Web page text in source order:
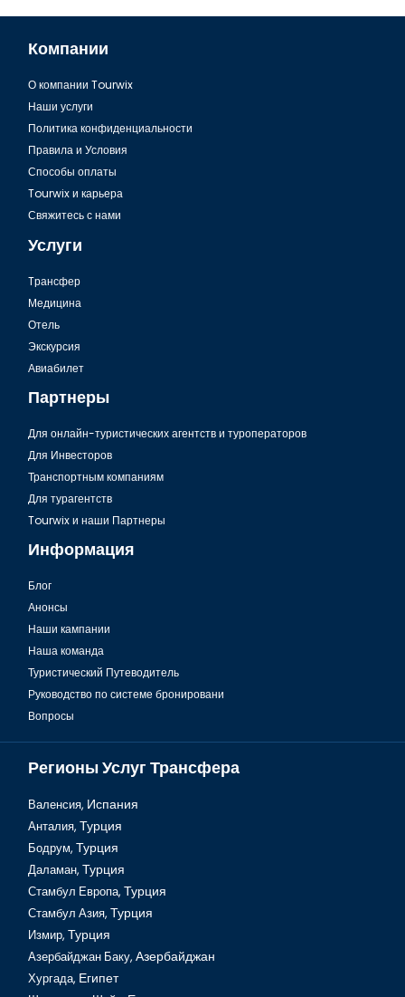
Компании
О компании Tourwix
Наши услуги
Политика конфиденциальности
Правила и Условия
Способы оплаты
Tourwix и карьера
Свяжитесь с нами
Услуги
Tрансфер
Медицина
Отель
Экскурсия
Авиабилет
Партнеры
Для онлайн-туристических агентств и туроператоров
Для Инвесторов
Транспортным компаниям
Для турагентств
Tourwix и наши Партнеры
Информация
Блог
Анонсы
Наши кампании
Наша команда
Туристический Путеводитель
Руководство по системе бронировани
Вопросы
Регионы Услуг Трансфера
Валенсия, Испания
Анталия, Турция
Бодрум, Турция
Даламан, Турция
Стамбул Европа, Турция
Стамбул Азия, Турция
Измир, Турция
Азербайджан Баку, Азербайджан
Хургада, Египет